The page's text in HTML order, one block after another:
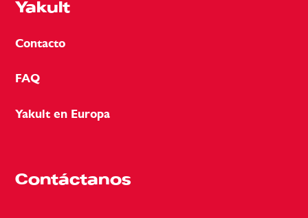
Yakult
Contacto
FAQ
Yakult en Europa
Contáctanos